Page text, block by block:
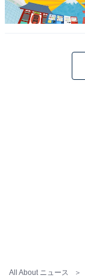
All About ニュース